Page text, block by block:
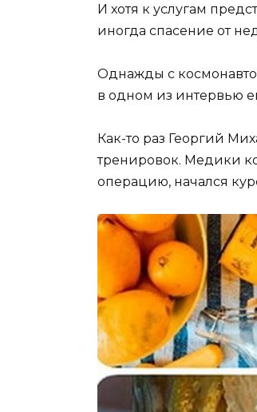
И хотя к услугам
иногда спасение от
Однажды с
в одном из интервью
Как-то раз Георгий
тренировок. Медики
операцию, начался